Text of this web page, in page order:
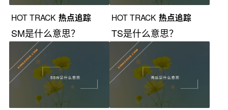
HOT TRACK 热点追踪
SM是什么意思？
HOT TRACK 热点追踪
TS是什么意思？